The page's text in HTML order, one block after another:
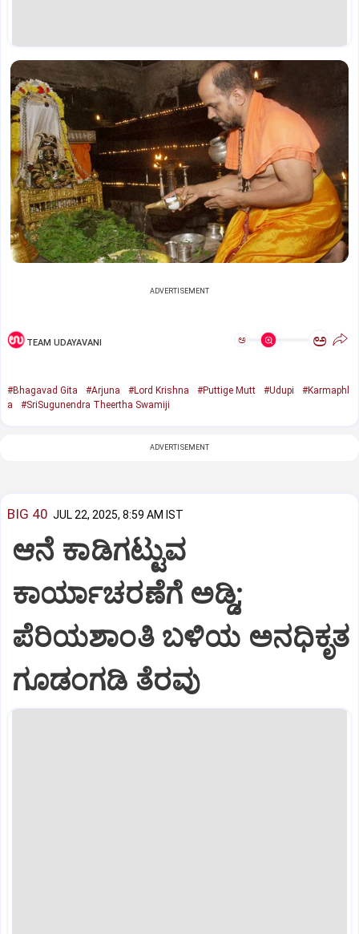
ADVERTISEMENT
TEAM UDAYAVANI ಅ ಅ
#Bhagavad Gita #Arjuna #Lord Krishna #Puttige Mutt #Udupi
#Karmaphl
a
#SriSugunendra Theertha Swamiji
ADVERTISEMENT
BIG 40 JUL 22, 2025, 8:59 AM IST
ಆನೆ ಕಾಡಿಗಟ್ಟುವ
ಕಾರ್ಯಾಚರಣೆಗೆ ಅಡ್ಡಿ;
ಪೆರಿಯಶಾಂತಿ ಬಳಿಯ ಅನಧಿಕೃತ
ಗೂಡಂಗಡಿ ತೆರವು